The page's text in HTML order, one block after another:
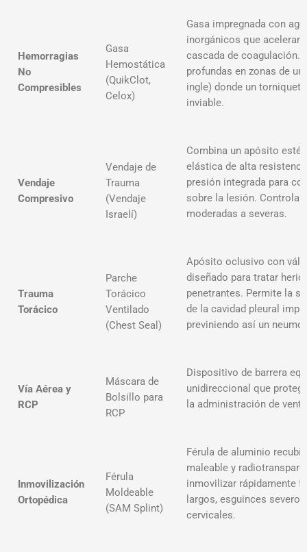
Hemorragias
No
Compresibles
Gasa
Hemostática
(QuikClot,
Celox)
Gasa impregnada con
inorgánicos que aceleran
cascada de coagulación.
profundas en zonas de
ingle) donde un
inviable.
Vendaje
Compresivo
Vendaje de
Trauma
(Vendaje
Israelí)
Combina un apósito
elástica de alta
presión integrada para
sobre la lesión. Controla
moderadas a severas.
Trauma
Torácico
Parche
Torácico
Ventilado
(Chest Seal)
Apósito oclusivo con
diseñado para tratar
penetrantes. Permite la
de la cavidad pleural
previniendo así un
Vía Aérea y
RCP
Máscara de
Bolsillo para
RCP
Dispositivo de barrera
unidireccional que
la administración de
Inmovilización
Ortopédica
Férula
Moldeable
(SAM Splint)
Férula de aluminio
maleable y
inmovilizar rápidamente
largos, esguinces
cervicales.